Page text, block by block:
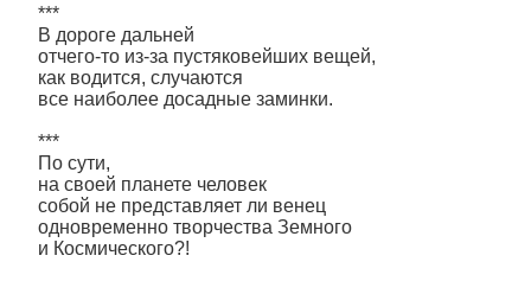
***
В дороге дальней
отчего-то из-за пустяковейших вещей,
как водится, случаются
все наиболее досадные заминки.
***
По сути,
на своей планете человек
собой не представляет ли венец
одновременно творчества Земного
и Космического?!